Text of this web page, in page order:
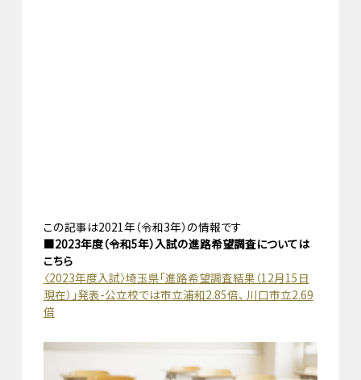
この記事は2021年（令和3年）の情報です
■2023年度（令和5年）入試の進路希望調査については
こちら
〈2023年度入試〉埼玉県「進路希望調査結果（12月15日
現在）」発表-公立校では市立浦和2.85倍、 川口市立2.69
倍